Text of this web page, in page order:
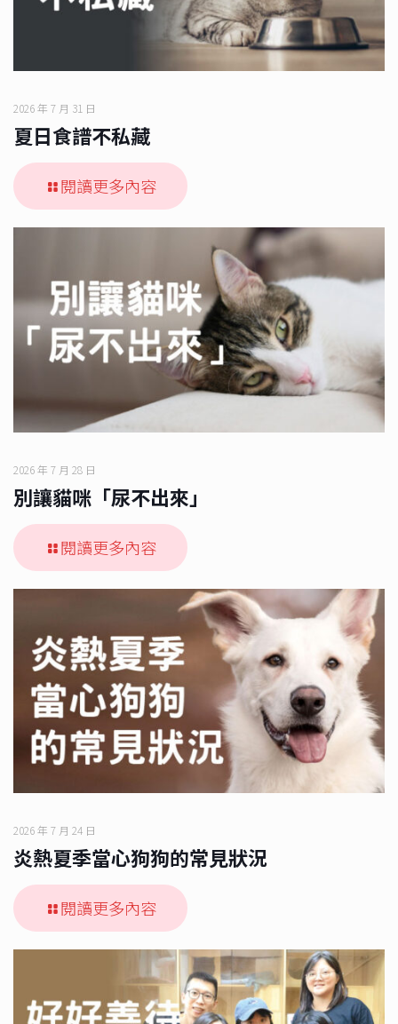
2026 年 7 月 31 日
夏日食譜不私藏
閱讀更多內容
2026 年 7 月 28 日
別讓貓咪「尿不出來」
閱讀更多內容
2026 年 7 月 24 日
炎熱夏季當心狗狗的常見狀況
閱讀更多內容